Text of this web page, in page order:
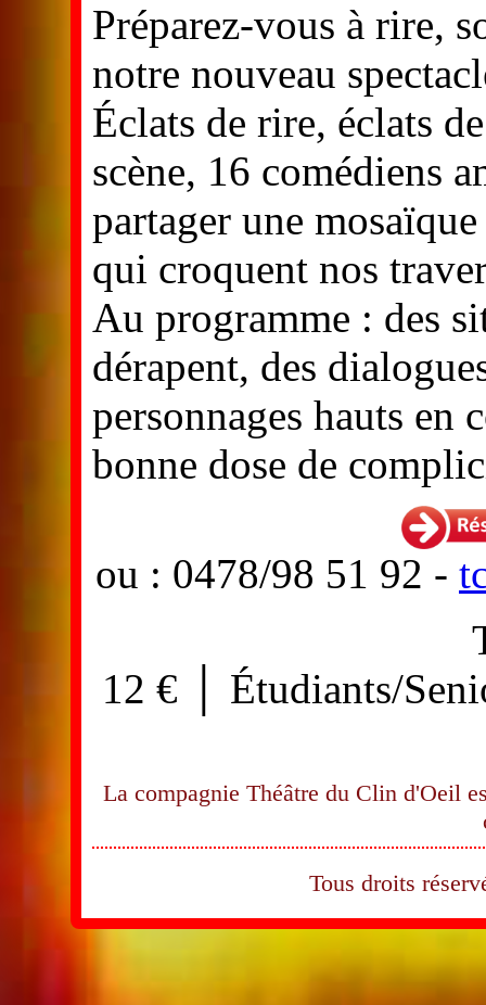
Préparez-vous à rire,
notre nouveau
Éclats de rire, éclats
scène, 16 comédiens
partager une
qui croquent nos
Au programme : des
dérapent, des
personnages hauts en
bonne dose de
ou : 0478/98 51 92 -
12 € │ Étudiants/
La compagnie Théâtre du Clin d'Oeil
Tous droits